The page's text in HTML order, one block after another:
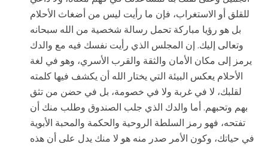
للقلق أو الاستغراب، فإن ما رأيت ليس من أضغاث الأحلام
بل هو رؤيا مباركة تحمل رسالة شخصية من الله سبحانه
وتعالى إليك. إن المجلس الذي رأيت نفسك فيه مع والدك
يرمز إلى مكان الأمان والثقة والقرب الأسري، وهو في لغة
الأحلام يعكس البيئة التي يختار الله أن يكشف فيها كلمته
لقلبك، لا في غربة ولا في خصومة، بل في حضن من تثق
بهم وتحبهم. أما والدك الذي جلب الصندوق وطلب منك أن
تفتحه، فهو رمز السلطة الروحية والحكمة والمحبة الأبوية
في حياتك، وكون الأمر صدر منه هو لا منك يدل على أن هذه